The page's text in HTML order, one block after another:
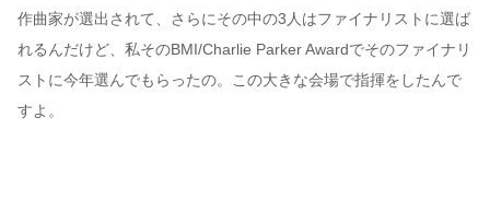
作曲家が選出されて、さらにその中の3人はファイナリストに選ば
れるんだけど、私そのBMI/Charlie Parker Awardでそのファイナリ
ストに今年選んでもらったの。この大きな会場で指揮をしたんで
すよ。